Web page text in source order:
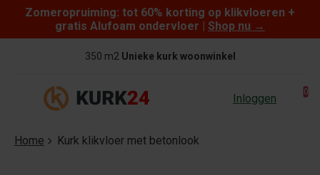
Skip to content
Zomeropruiming: tot 60% korting op klikvloeren +
gratis Alufoam ondervloer | Shop nu →
350 m2 Unieke kurk woonwinkel
Inloggen 0
Home Kurk klikvloer met betonlook